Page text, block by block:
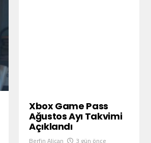
Xbox Game Pass
Ağustos Ayı Takvimi
Açıklandı
Berfin Alican 3 gün önce